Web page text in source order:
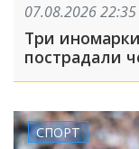
07.08.2026 22:35
Три
пострадали
СПОРТ